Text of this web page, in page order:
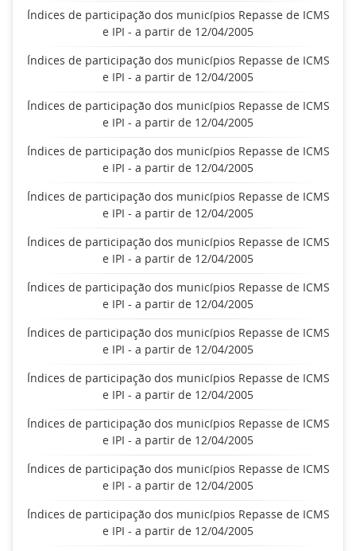
Índices de participação dos municípios Repasse de ICMS
e IPI - a partir de 12/04/2005
Índices de participação dos municípios Repasse de ICMS
e IPI - a partir de 12/04/2005
Índices de participação dos municípios Repasse de ICMS
e IPI - a partir de 12/04/2005
Índices de participação dos municípios Repasse de ICMS
e IPI - a partir de 12/04/2005
Índices de participação dos municípios Repasse de ICMS
e IPI - a partir de 12/04/2005
Índices de participação dos municípios Repasse de ICMS
e IPI - a partir de 12/04/2005
Índices de participação dos municípios Repasse de ICMS
e IPI - a partir de 12/04/2005
Índices de participação dos municípios Repasse de ICMS
e IPI - a partir de 12/04/2005
Índices de participação dos municípios Repasse de ICMS
e IPI - a partir de 12/04/2005
Índices de participação dos municípios Repasse de ICMS
e IPI - a partir de 12/04/2005
Índices de participação dos municípios Repasse de ICMS
e IPI - a partir de 12/04/2005
Índices de participação dos municípios Repasse de ICMS
e IPI - a partir de 12/04/2005